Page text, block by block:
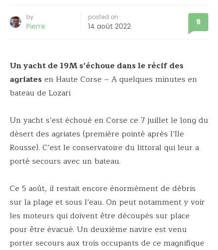
by
Pierre
posted on
14 août 2022 9
Un yacht de 19M s’échoue dans le récif des
agriatesen Haute Corse – A quelques minutes en
bateau de Lozari
Un yacht s’est échoué en Corse ce 7 juillet le long du
désert des agriates (première pointé après l’Ile
Rousse). C’est le conservatoire du littoral qui leur a
porté secours avec un bateau.
Ce 5 août, il restait encore énormément de débris
sur la plage et sous l’eau. On peut notamment y voir
les moteurs qui doivent être découpés sur place
pour être évacué. Un deuxième navire est venu
porter secours aux trois occupants de ce magnifique